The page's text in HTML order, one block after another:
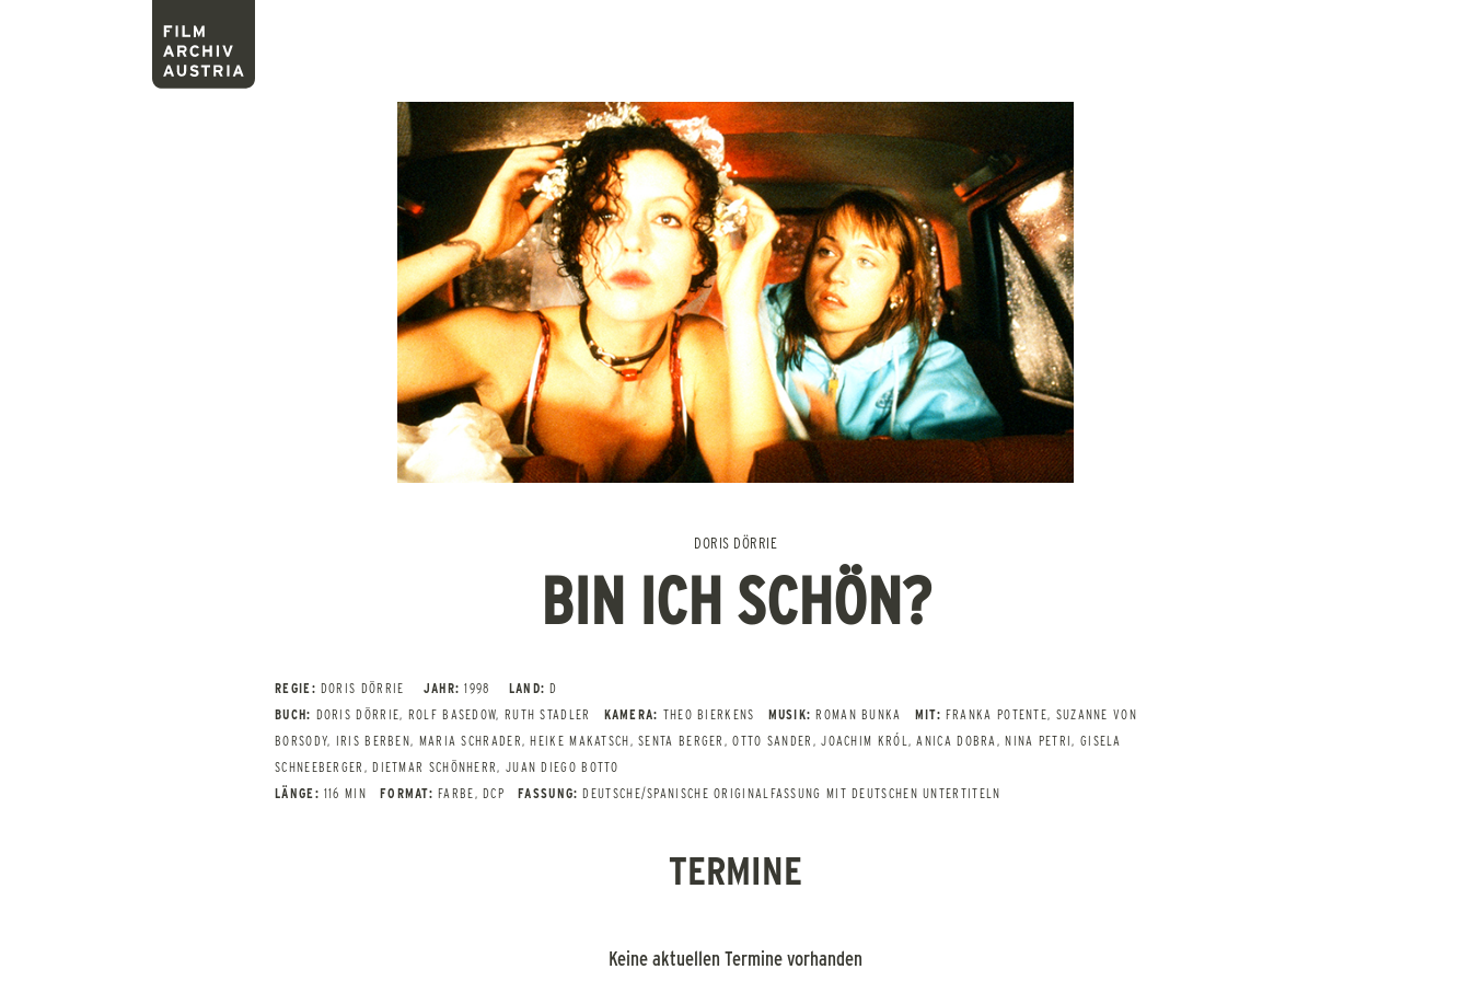
DORIS DÖRRIE
BIN ICH SCHÖN?
REGIE: DORIS DÖRRIE JAHR: 1998 LAND: D
BUCH: DORIS DÖRRIE, ROLF BASEDOW, RUTH STADLER KAMERA: THEO BIERKENS MUSIK: ROMAN BUNKA MIT: FRANKA POTENTE, SUZANNE VON
BORSODY, IRIS BERBEN, MARIA SCHRADER, HEIKE MAKATSCH, SENTA BERGER, OTTO SANDER, JOACHIM KRÓL, ANICA DOBRA, NINA PETRI, GISELA
SCHNEEBERGER, DIETMAR SCHÖNHERR, JUAN DIEGO BOTTO
LÄNGE: 116 MIN FORMAT: FARBE, DCP FASSUNG: DEUTSCHE/SPANISCHE ORIGINALFASSUNG MIT DEUTSCHEN UNTERTITELN
TERMINE
Keine aktuellen Termine vorhanden